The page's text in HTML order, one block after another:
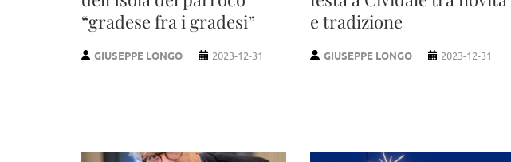
“gradese fra i gradesi”
GIUSEPPE LONGO 2023-12-31
e tradizione
GIUSEPPE LONGO 2023-12-31